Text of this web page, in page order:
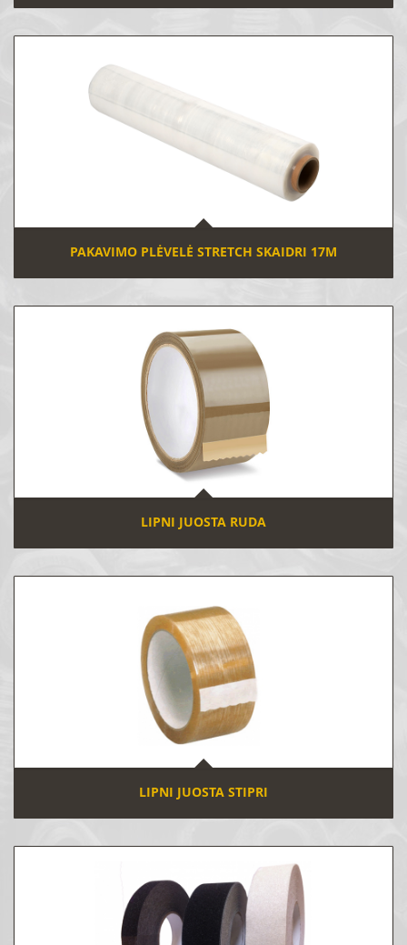
PAKAVIMO PLĖVELĖ STRETCH SKAIDRI 17Μ
LIPNI JUOSTA RUDA
LIPNI JUOSTA STIPRI